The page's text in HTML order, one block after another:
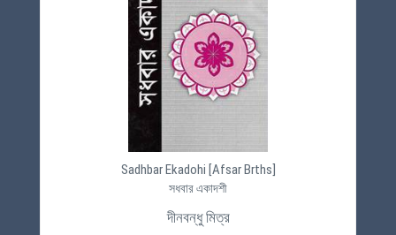
Sadhbar Ekadohi [Afsar Brths]
সধবার একাদশী
দীনবন্ধু মিত্র